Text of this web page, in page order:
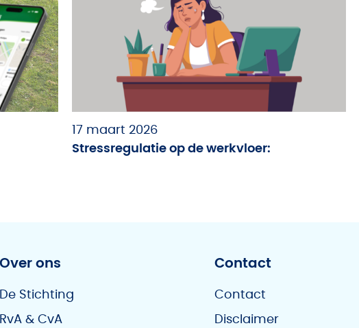
17 maart 2026
Stressregulatie op de werkvloer:
Over ons
De Stichting
RvA & CvA
Contact
Contact
Disclaimer